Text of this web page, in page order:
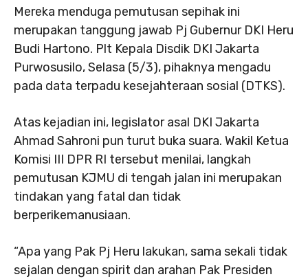
Mereka menduga pemutusan sepihak ini
merupakan tanggung jawab Pj Gubernur DKI Heru
Budi Hartono. Plt Kepala Disdik DKI Jakarta
Purwosusilo, Selasa (5/3), pihaknya mengadu
pada data terpadu kesejahteraan sosial (DTKS).
Atas kejadian ini, legislator asal DKI Jakarta
Ahmad Sahroni pun turut buka suara. Wakil Ketua
Komisi III DPR RI tersebut menilai, langkah
pemutusan KJMU di tengah jalan ini merupakan
tindakan yang fatal dan tidak
berperikemanusiaan.
“Apa yang Pak Pj Heru lakukan, sama sekali tidak
sejalan dengan spirit dan arahan Pak Presiden